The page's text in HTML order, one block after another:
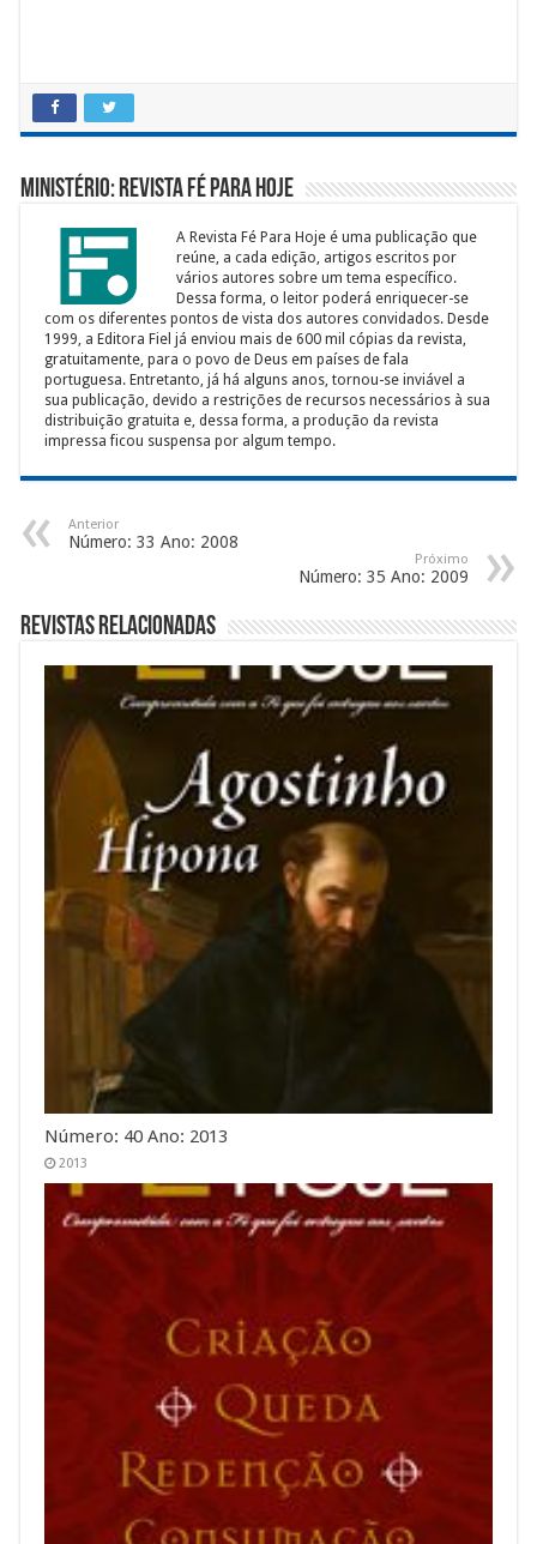
Ministério: Revista Fé para Hoje
A Revista Fé Para Hoje é uma publicação que
reúne, a cada edição, artigos escritos por
vários autores sobre um tema específico.
Dessa forma, o leitor poderá enriquecer-se
com os diferentes pontos de vista dos autores convidados. Desde
1999, a Editora Fiel já enviou mais de 600 mil cópias da revista,
gratuitamente, para o povo de Deus em países de fala
portuguesa. Entretanto, já há alguns anos, tornou-se inviável a
sua publicação, devido a restrições de recursos necessários à sua
distribuição gratuita e, dessa forma, a produção da revista
impressa ficou suspensa por algum tempo.
Anterior
Número: 33 Ano: 2008
Próximo
Número: 35 Ano: 2009
Revistas Relacionadas
Número: 40 Ano: 2013
2013